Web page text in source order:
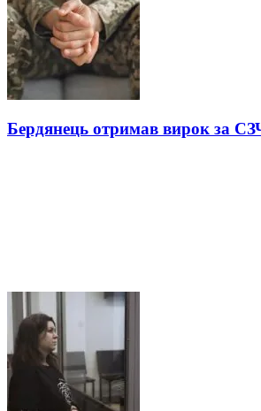
Бердянець отримав вирок за